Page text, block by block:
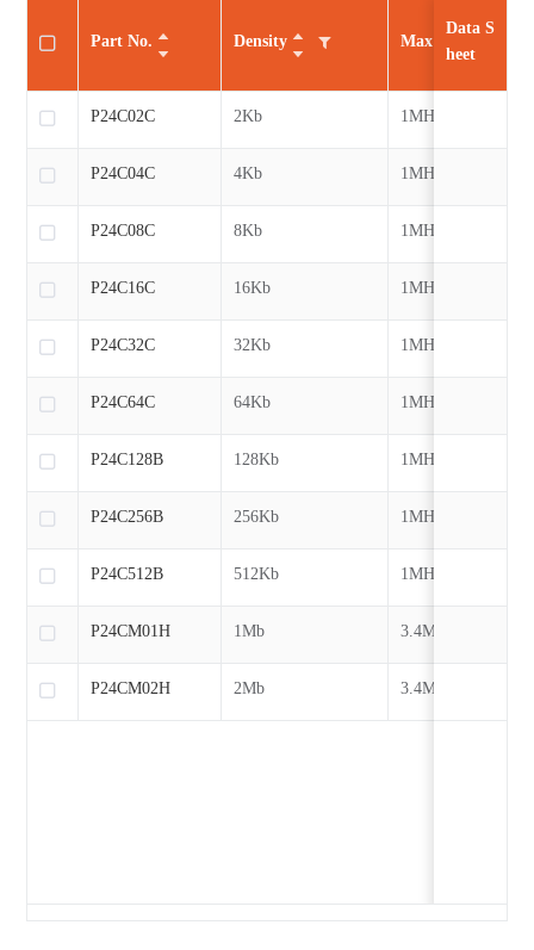
Density Max CLK
2Kb 1MHz
4Kb 1MHz
8Kb 1MHz
16Kb 1MHz
32Kb 1MHz
64Kb 1MHz
128Kb 1MHz
256Kb 1MHz
512Kb 1MHz
1Mb 3.4MHz
2Mb 3.4MHz
Part No.
P24C02C
P24C04C
P24C08C
P24C16C
P24C32C
P24C64C
P24C128B
P24C256B
P24C512B
P24CM01H
P24CM02H
Data S
heet